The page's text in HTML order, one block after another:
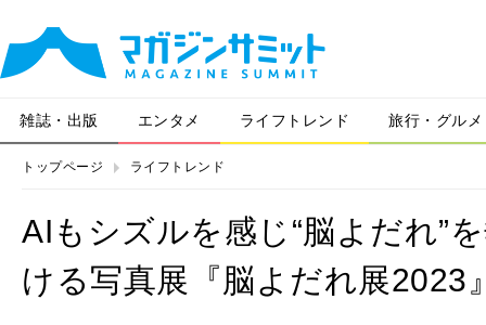
雑誌・出版 エンタメ ライフトレンド 旅行・グルメ
トップページ ライフトレンド
AIもシズルを感じ“脳よだれ”
ける写真展『脳よだれ展2023